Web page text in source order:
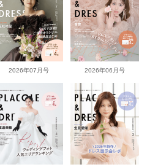
2026年07月号 2026年06月号